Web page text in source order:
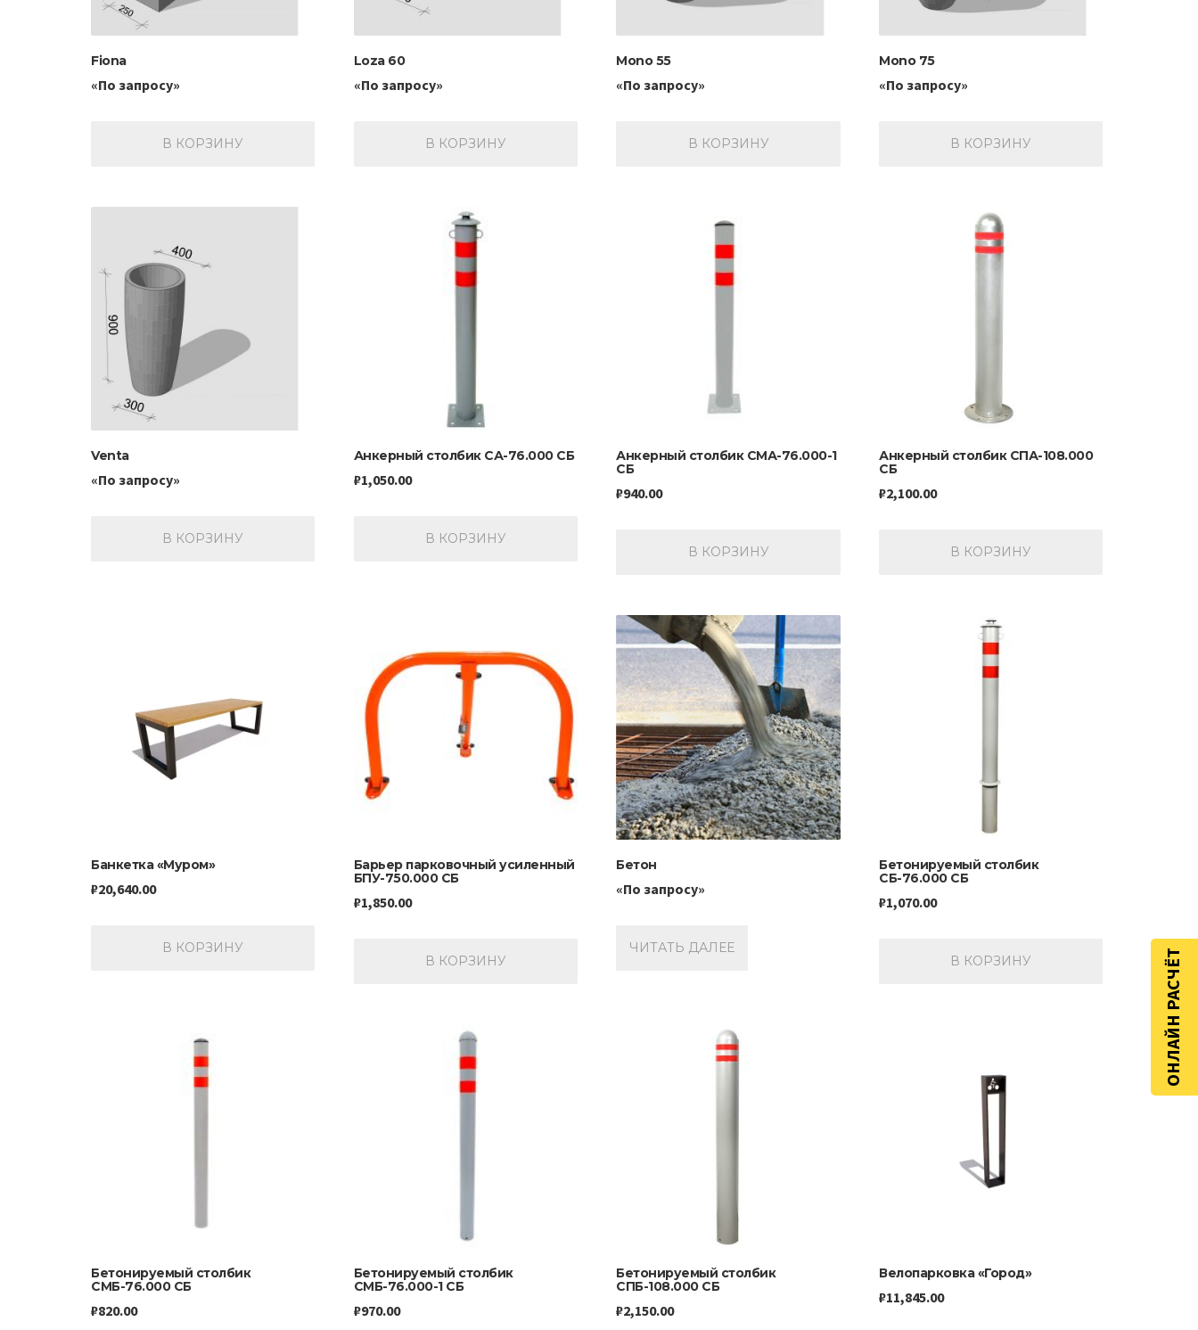
Fiona
«По запросу»
В КОРЗИНУ
Loza 60
«По запросу»
В КОРЗИНУ
Mono 55
«По запросу»
В КОРЗИНУ
Mono 75
«По запросу»
В КОРЗИНУ
Venta
«По запросу»
В КОРЗИНУ
Анкерный столбик СА-76.000 СБ
₽1,050.00
В КОРЗИНУ
Анкерный столбик СМА-76.000-1
СБ
₽940.00
В КОРЗИНУ
Анкерный столбик СПА-108.000
СБ
₽2,100.00
В КОРЗИНУ
Банкетка «Муром»
₽20,640.00
В КОРЗИНУ
Барьер парковочный усиленный
БПУ-750.000 СБ
₽1,850.00
В КОРЗИНУ
Бетон
«По запросу»
ЧИТАТЬ ДАЛЕЕ
Бетонируемый столбик
СБ-76.000 СБ
₽1,070.00
В КОРЗИНУ
Бетонируемый столбик
СМБ-76.000 СБ
₽820.00
Бетонируемый столбик
СМБ-76.000-1 СБ
₽970.00
Бетонируемый столбик
СПБ-108.000 СБ
₽2,150.00
Велопарковка «Город»
₽11,845.00
ОНЛАЙН РАСЧЁТ